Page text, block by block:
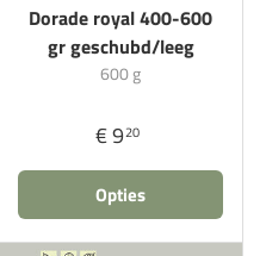
Dorade royal 400-600
gr geschubd/leeg
600 g
€ 920
Opties